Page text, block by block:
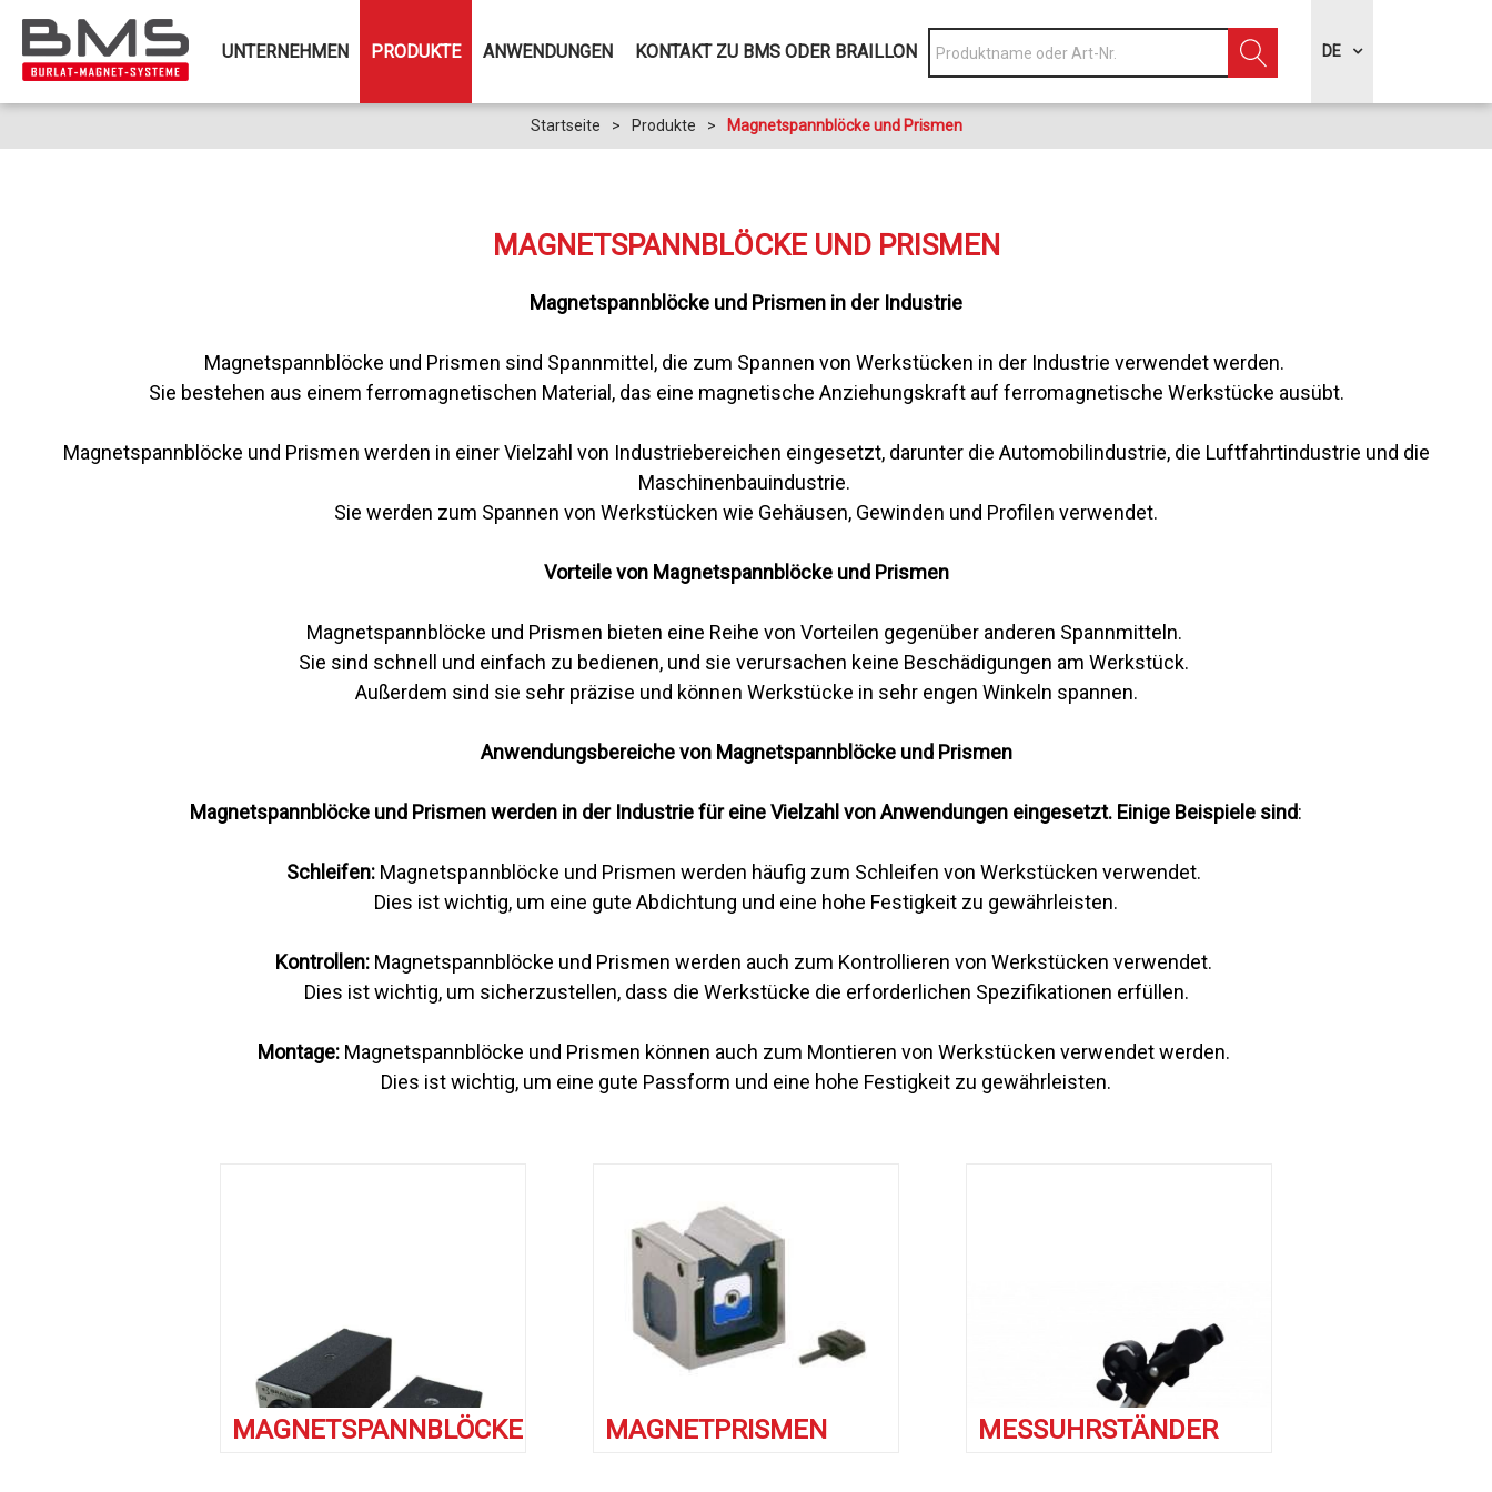
UNTERNEHMEN PRODUKTE ANWENDUNGEN KONTAKT ZU BMS ODER BRAILLON DE
Startseite > Produkte > Magnetspannblöcke und Prismen
MAGNETSPANNBLÖCKE UND PRISMEN
Magnetspannblöcke und Prismen in der Industrie
Magnetspannblöcke und Prismen sind Spannmittel, die zum Spannen von Werkstücken in der Industrie verwendet werden.
Sie bestehen aus einem ferromagnetischen Material, das eine magnetische Anziehungskraft auf ferromagnetische Werkstücke ausübt.
Magnetspannblöcke und Prismen werden in einer Vielzahl von Industriebereichen eingesetzt, darunter die Automobilindustrie, die Luftfahrtindustrie und die
Maschinenbauindustrie.
Sie werden zum Spannen von Werkstücken wie Gehäusen, Gewinden und Profilen verwendet.
Vorteile von Magnetspannblöcke und Prismen
Magnetspannblöcke und Prismen bieten eine Reihe von Vorteilen gegenüber anderen Spannmitteln.
Sie sind schnell und einfach zu bedienen, und sie verursachen keine Beschädigungen am Werkstück.
Außerdem sind sie sehr präzise und können Werkstücke in sehr engen Winkeln spannen.
Anwendungsbereiche von Magnetspannblöcke und Prismen
Magnetspannblöcke und Prismen werden in der Industrie für eine Vielzahl von Anwendungen eingesetzt. Einige Beispiele sind:
Schleifen: Magnetspannblöcke und Prismen werden häufig zum Schleifen von Werkstücken verwendet.
Dies ist wichtig, um eine gute Abdichtung und eine hohe Festigkeit zu gewährleisten.
Kontrollen: Magnetspannblöcke und Prismen werden auch zum Kontrollieren von Werkstücken verwendet.
Dies ist wichtig, um sicherzustellen, dass die Werkstücke die erforderlichen Spezifikationen erfüllen.
Montage: Magnetspannblöcke und Prismen können auch zum Montieren von Werkstücken verwendet werden.
Dies ist wichtig, um eine gute Passform und eine hohe Festigkeit zu gewährleisten.
MAGNETSPANNBLÖCKE MAGNETPRISMEN MESSUHRSTÄNDER